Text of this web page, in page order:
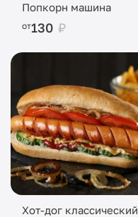
Попкорн машина
от130 ₽
Хот-дог классический